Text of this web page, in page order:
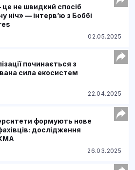
не швидкий спосіб
ніч» — інтервʼю з Боббі
02.05.2025
починається з
сила екосистем
22.04.2025
формують нове
дослідження
26.03.2025